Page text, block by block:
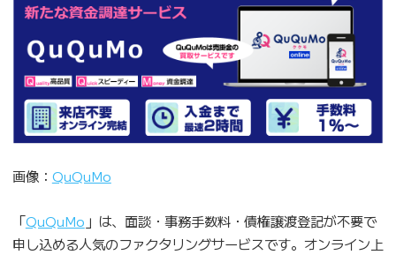
画像： QuQuMo
「QuQuMo 」は、面談・事務手数料・債権譲渡登記が不要で
申し込める人気のファクタリングサービスです。オンライン上